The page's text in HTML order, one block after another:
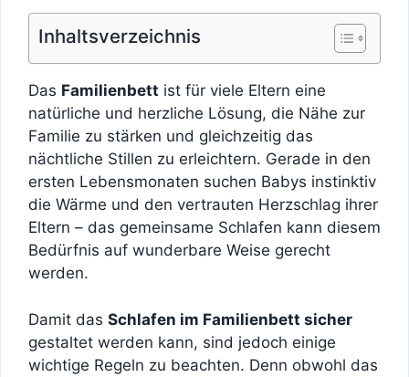
Inhaltsverzeichnis
Das Familienbett ist für viele Eltern eine
natürliche und herzliche Lösung, die Nähe zur
Familie zu stärken und gleichzeitig das
nächtliche Stillen zu erleichtern. Gerade in den
ersten Lebensmonaten suchen Babys instinktiv
die Wärme und den vertrauten Herzschlag ihrer
Eltern – das gemeinsame Schlafen kann diesem
Bedürfnis auf wunderbare Weise gerecht
werden.
Damit das Schlafen im Familienbett sicher
gestaltet werden kann, sind jedoch einige
wichtige Regeln zu beachten. Denn obwohl das